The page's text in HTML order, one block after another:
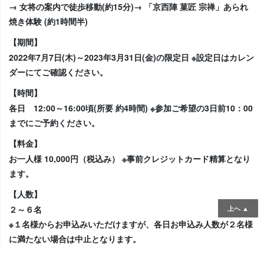
→ 女将の案内で徒歩移動(約15分)→ 「京西陣 菓匠 宗禅」あられ
焼き体験 (約1時間半)
【期間】
2022年7月7日(木)～2023年3月31日(金)の限定日 ※設定日はカレン
ダーにてご確認ください。
【時間】
各日 12:00～16:00頃(所要 約4時間) ※参加ご希望の3日前10：00
までにご予約ください。
【料金】
お一人様 10,000円（税込み） ※事前クレジットカード精算となり
ます。
【人数】
２～６名
※１名様からお申込みいただけますが、各日お申込み人数が２名様
に満たない場合は中止となります。
上へ ▲